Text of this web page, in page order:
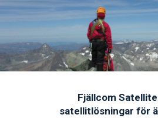
Fjällcom Satellite
satellitlösningar för